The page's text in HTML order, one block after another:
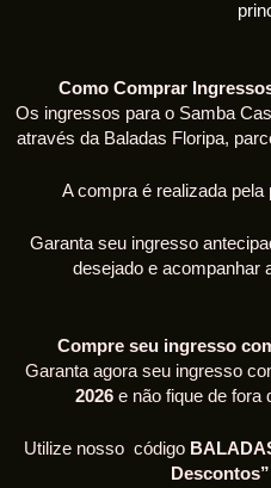
Como Comprar
Os ingressos para o Samba
através da Baladas Floripa,
A compra é realizada
Garanta seu ingresso
desejado e acompanhar
Compre seu ingresso
Garanta agora seu ingresso
2026 e não fique de fora
Utilize nosso código
Descontos”